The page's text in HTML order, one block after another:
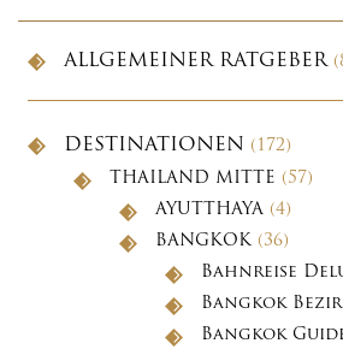
ALLGEMEINER RATGEBER
DESTINATIONEN (172)
THAILAND MITTE (57)
AYUTTHAYA (4)
BANGKOK(36)
Bahnreise
Bangkok
Bangkok